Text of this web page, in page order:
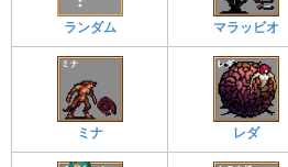
ランダム マラッビオ
ミナ レダ